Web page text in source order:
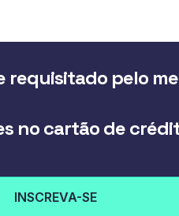
requisitado pelo
no cartão de
INSCREVA-SE